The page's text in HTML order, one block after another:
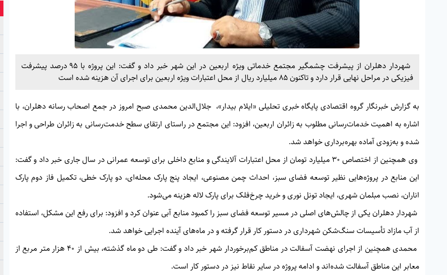
شهردار دهلران از پیشرفت چشمگیر مجتمع خدماتی ویژه اربعین در این شهر خبر داد و گفت: این پروژه با ۹۵ درصد پیشرفت
فیزیکی در مراحل نهایی قرار دارد و تاکنون ۸۵ میلیارد ریال از محل اعتبارات ویژه اربعین برای اجرای آن هزینه شده است
به گزارش خبرنگار گروه اقتصادی پایگاه خبری تحلیلی «ایلام بیدار»، جلال‌الدین محمدی صبح امروز در جمع اصحاب رسانه دهلران، با
اشاره به اهمیت خدمات‌رسانی مطلوب به زائران اربعین، افزود: این مجتمع در راستای ارتقای سطح خدمت‌رسانی به زائران طراحی و اجرا
شده و به‌زودی آماده بهره‌برداری خواهد شد.
وی همچنین از اختصاص ۳۰ میلیارد تومان از محل اعتبارات آلایندگی و منابع داخلی برای توسعه عمرانی در سال جاری خبر داد و گفت:
این منابع در پروژه‌هایی نظیر توسعه فضای سبز، احداث چمن مصنوعی، ایجاد پنج پارک محله‌ای، دو پارک خطی، تکمیل فاز دوم پارک
اناران، نصب مبلمان شهری، ایجاد تونل نوری و خرید چرخ‌فلک برای پارک لاله هزینه می‌شود.
شهردار دهلران یکی از چالش‌های اصلی در مسیر توسعه فضای سبز را کمبود منابع آبی عنوان کرد و افزود: برای رفع این مشکل، استفاده
از آب مازاد تأسیسات سنگ‌شکن شهرداری در دستور کار قرار گرفته و در ماه‌های آینده اجرایی خواهد شد.
محمدی همچنین از اجرای نهضت آسفالت در مناطق کم‌برخوردار شهر خبر داد و گفت: طی دو ماه گذشته، بیش از ۴۰ هزار متر مربع از
معابر این مناطق آسفالت شده‌اند و ادامه پروژه در سایر نقاط نیز در دستور کار است.